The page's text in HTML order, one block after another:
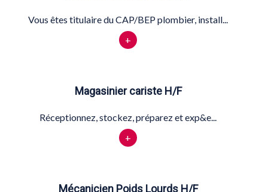
Vous êtes titulaire du CAP/BEP plombier, install...
+
Magasinier cariste H/F
Réceptionnez, stockez, préparez et exp&e...
+
Mécanicien Poids Lourds H/F